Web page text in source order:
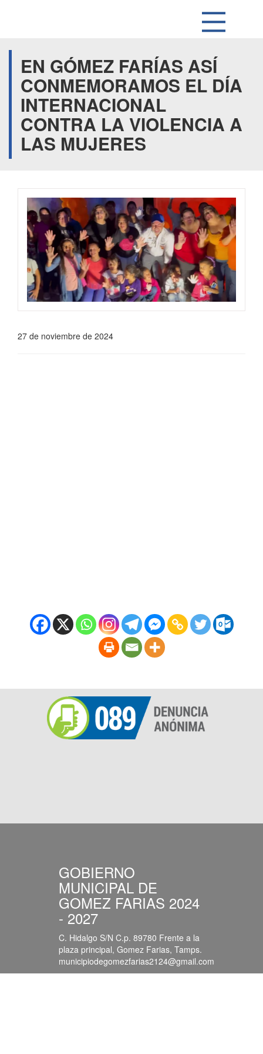
EN GÓMEZ FARÍAS ASÍ
CONMEMORAMOS EL DÍA
INTERNACIONAL
CONTRA LA VIOLENCIA A
LAS MUJERES
27 de noviembre de 2024
GOBIERNO
MUNICIPAL DE
GOMEZ FARIAS 2024
- 2027
C. Hidalgo S/N C.p. 89780 Frente a la
plaza principal, Gomez Farias, Tamps.
municipiodegomezfarias2124@gmail.com